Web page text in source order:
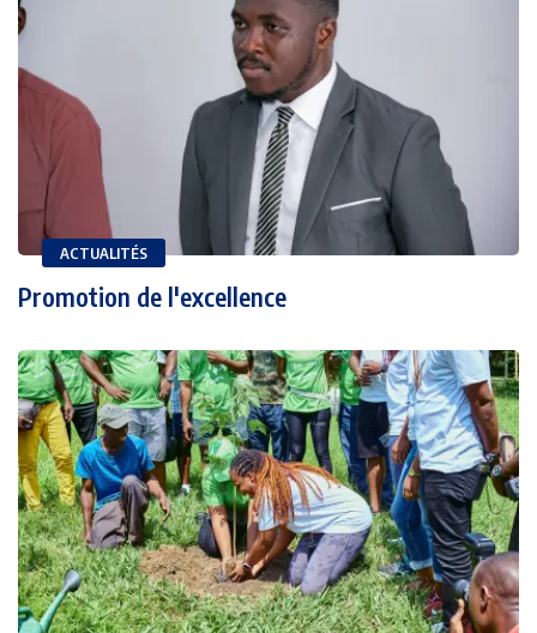
ACTUALITÉS
Promotion de l'excellence